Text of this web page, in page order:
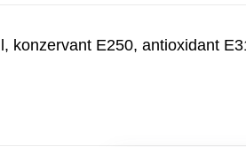
konzervant E250, antioxidant